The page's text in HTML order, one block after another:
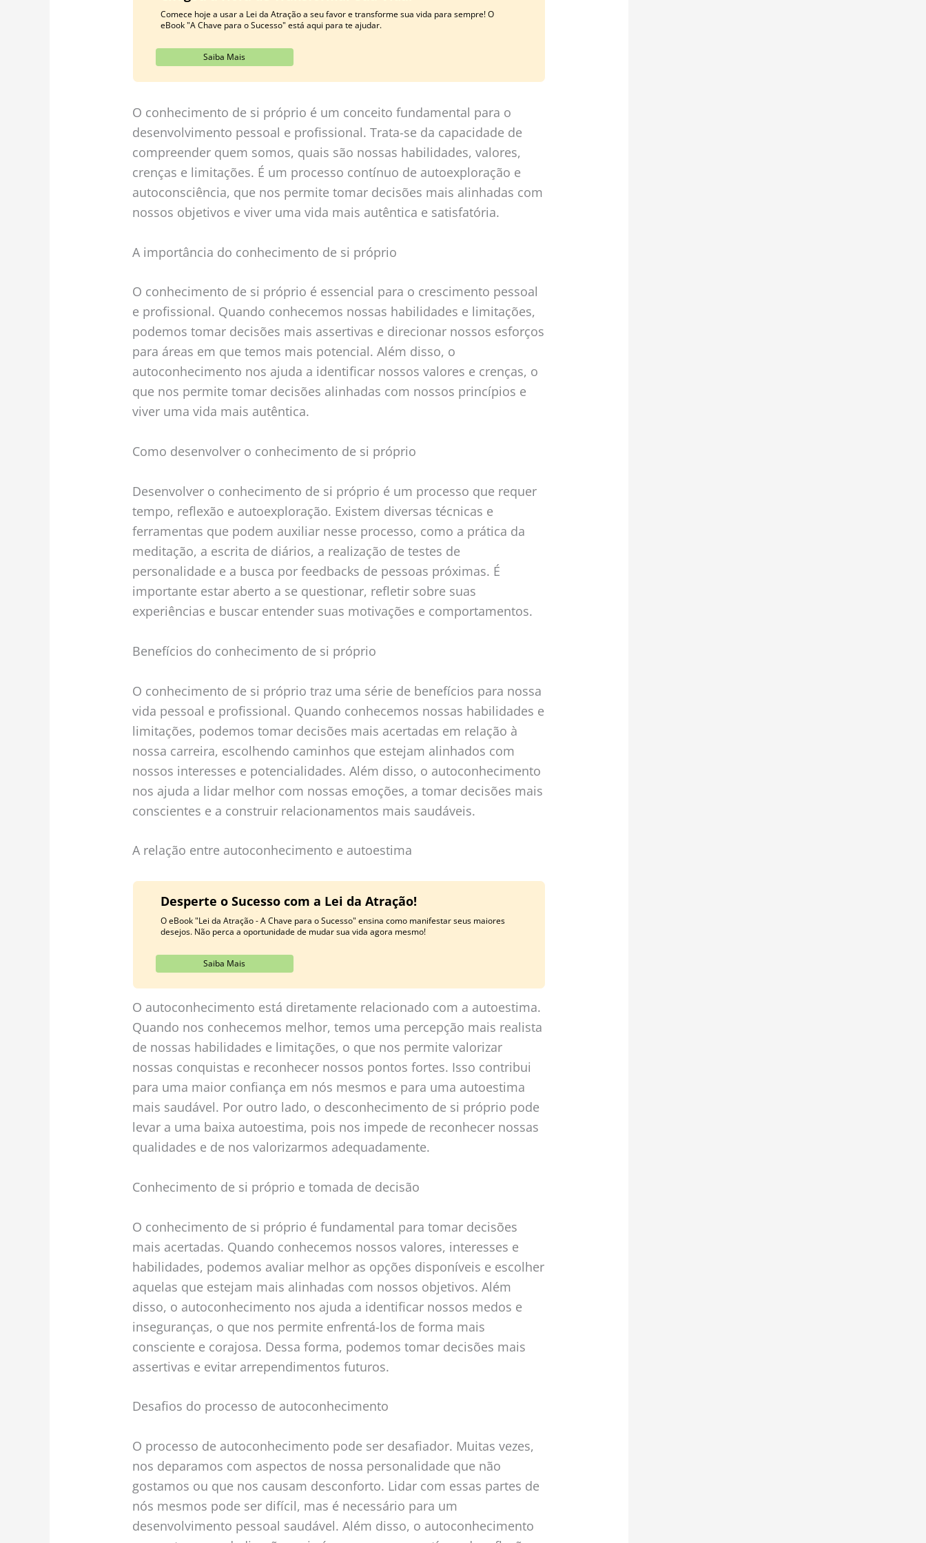
Comece hoje a usar a Lei da Atração a seu favor e transforme sua vida para sempre! O
eBook "A Chave para o Sucesso" está aqui para te ajudar.
Saiba Mais
O conhecimento de si próprio é um conceito fundamental para o
desenvolvimento pessoal e profissional. Trata-se da capacidade de
compreender quem somos, quais são nossas habilidades, valores,
crenças e limitações. É um processo contínuo de autoexploração e
autoconsciência, que nos permite tomar decisões mais alinhadas com
nossos objetivos e viver uma vida mais autêntica e satisfatória.
A importância do conhecimento de si próprio
O conhecimento de si próprio é essencial para o crescimento pessoal
e profissional. Quando conhecemos nossas habilidades e limitações,
podemos tomar decisões mais assertivas e direcionar nossos esforços
para áreas em que temos mais potencial. Além disso, o
autoconhecimento nos ajuda a identificar nossos valores e crenças, o
que nos permite tomar decisões alinhadas com nossos princípios e
viver uma vida mais autêntica.
Como desenvolver o conhecimento de si próprio
Desenvolver o conhecimento de si próprio é um processo que requer
tempo, reflexão e autoexploração. Existem diversas técnicas e
ferramentas que podem auxiliar nesse processo, como a prática da
meditação, a escrita de diários, a realização de testes de
personalidade e a busca por feedbacks de pessoas próximas. É
importante estar aberto a se questionar, refletir sobre suas
experiências e buscar entender suas motivações e comportamentos.
Benefícios do conhecimento de si próprio
O conhecimento de si próprio traz uma série de benefícios para nossa
vida pessoal e profissional. Quando conhecemos nossas habilidades e
limitações, podemos tomar decisões mais acertadas em relação à
nossa carreira, escolhendo caminhos que estejam alinhados com
nossos interesses e potencialidades. Além disso, o autoconhecimento
nos ajuda a lidar melhor com nossas emoções, a tomar decisões mais
conscientes e a construir relacionamentos mais saudáveis.
A relação entre autoconhecimento e autoestima
Desperte o Sucesso com a Lei da Atração!
O eBook "Lei da Atração - A Chave para o Sucesso" ensina como manifestar seus maiores
desejos. Não perca a oportunidade de mudar sua vida agora mesmo!
Saiba Mais
O autoconhecimento está diretamente relacionado com a autoestima.
Quando nos conhecemos melhor, temos uma percepção mais realista
de nossas habilidades e limitações, o que nos permite valorizar
nossas conquistas e reconhecer nossos pontos fortes. Isso contribui
para uma maior confiança em nós mesmos e para uma autoestima
mais saudável. Por outro lado, o desconhecimento de si próprio pode
levar a uma baixa autoestima, pois nos impede de reconhecer nossas
qualidades e de nos valorizarmos adequadamente.
Conhecimento de si próprio e tomada de decisão
O conhecimento de si próprio é fundamental para tomar decisões
mais acertadas. Quando conhecemos nossos valores, interesses e
habilidades, podemos avaliar melhor as opções disponíveis e escolher
aquelas que estejam mais alinhadas com nossos objetivos. Além
disso, o autoconhecimento nos ajuda a identificar nossos medos e
inseguranças, o que nos permite enfrentá-los de forma mais
consciente e corajosa. Dessa forma, podemos tomar decisões mais
assertivas e evitar arrependimentos futuros.
Desafios do processo de autoconhecimento
O processo de autoconhecimento pode ser desafiador. Muitas vezes,
nos deparamos com aspectos de nossa personalidade que não
gostamos ou que nos causam desconforto. Lidar com essas partes de
nós mesmos pode ser difícil, mas é necessário para um
desenvolvimento pessoal saudável. Além disso, o autoconhecimento